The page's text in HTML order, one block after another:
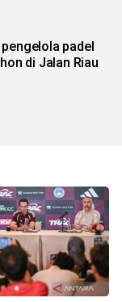
padel
di Jalan Riau